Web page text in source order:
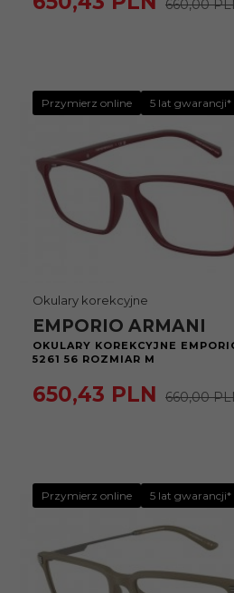
660,00
Przymierz online 5 lat gwarancji*
Okulary korekcyjne
EMPORIO ARMANI
OKULARY KOREKCYJNE
5261 56 ROZMIAR M
650,43 PLN 660,00
Przymierz online 5 lat gwarancji*